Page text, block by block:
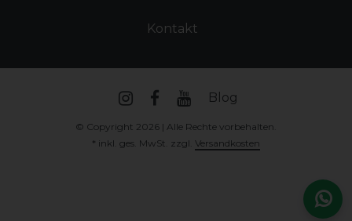
Kontakt
Blog
© Copyright 2026 | Alle Rechte vorbehalten.
* inkl. ges. MwSt. zzgl. Versandkosten